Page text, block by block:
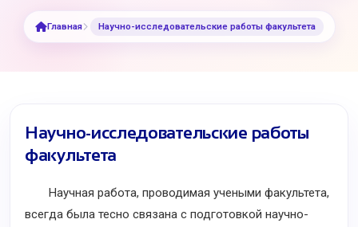
Главная Научно-исследовательские работы факультета
Научно-исследовательские работы
факультета
Научная работа, проводимая учеными факультета,
всегда была тесно связана с подготовкой научно-